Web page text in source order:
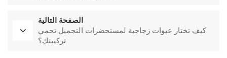
الصفحة التالية
كيف تختار عبوات زجاجية لمستحضرات التجميل تحمي
تركيبتك؟